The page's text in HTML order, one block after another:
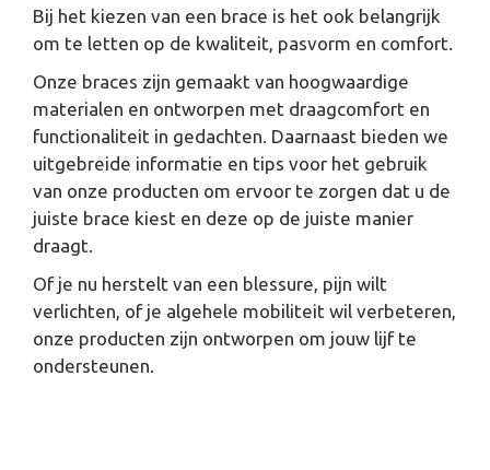
Bij het kiezen van een brace is het ook belangrijk
om te letten op de kwaliteit, pasvorm en comfort.
Onze braces zijn gemaakt van hoogwaardige
materialen en ontworpen met draagcomfort en
functionaliteit in gedachten. Daarnaast bieden we
uitgebreide informatie en tips voor het gebruik
van onze producten om ervoor te zorgen dat u de
juiste brace kiest en deze op de juiste manier
draagt.
Of je nu herstelt van een blessure, pijn wilt
verlichten, of je algehele mobiliteit wil verbeteren,
onze producten zijn ontworpen om jouw lijf te
ondersteunen.